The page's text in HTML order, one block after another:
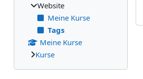
Website
Meine Kurse
Tags
Meine Kurse
Kurse